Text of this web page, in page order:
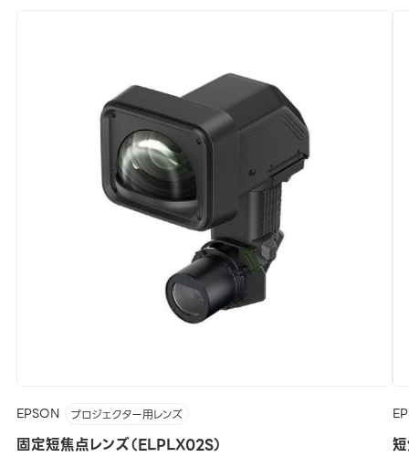
EPSON プロジェクター用レンズ
固定短焦点レンズ（ELPLX02S）